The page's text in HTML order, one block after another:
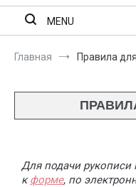
MENU
Главная Правила
Для подачи рукописи
кформе, по